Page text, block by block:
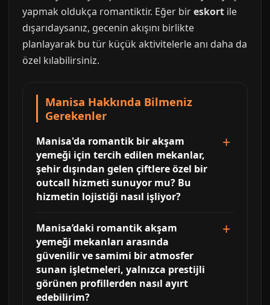
yapmak oldukça romantiktir. Eğer bireskort ile
dışarıdaysanız, gecenin akışını birlikte
planlayarak bu tür küçük aktivitelerle anı daha da
özel kılabilirsiniz.
Manisa Hakkında Bilmeniz
Gerekenler
Manisa'da romantik bir akşam
yemeği için tercih edilen mekanlar,
şehir dışından gelen çiftlere özel bir
outcall hizmeti sunuyor mu? Bu
hizmetin lojistiği nasıl işliyor?
Manisa’daki romantik akşam
yemeği mekanları arasında
güvenilir ve samimi bir atmosfer
sunan işletmeleri, yalnızca prestijli
görünen profillerden nasıl ayırt
edebilirim?